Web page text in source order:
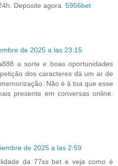
Deposite agora. 5956bet
de 2025 a las 23:15
a sorte e boas oportunidades
dos caracteres dá um ar de
Não é à toa que esse
presente em conversas online.
de 2025 a las 2:59
da 77ss bet e veja como é